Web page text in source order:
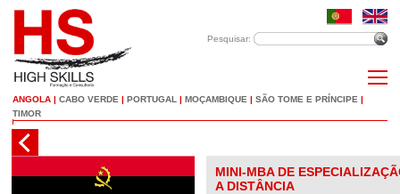
Pesquisar:
ANGOLA | CABO VERDE | PORTUGAL | MOÇAMBIQUE | SÃO TOME E PRÍNCIPE |
TIMOR
MINI-MBA DE
A DISTÂNCIA